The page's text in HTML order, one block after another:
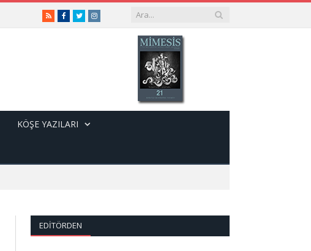
RSSFacebook
TwitterInstagram
KÖŞE YAZILARI
EDITÖRDEN